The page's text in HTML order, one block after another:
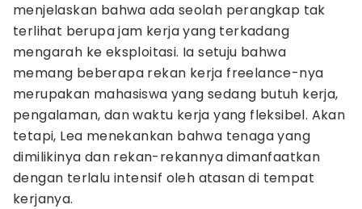
menjelaskan bahwa ada seolah perangkap tak
terlihat berupa jam kerja yang terkadang
mengarah ke eksploitasi. Ia setuju bahwa
memang beberapa rekan kerja freelance-nya
merupakan mahasiswa yang sedang butuh kerja,
pengalaman, dan waktu kerja yang fleksibel. Akan
tetapi, Lea menekankan bahwa tenaga yang
dimilikinya dan rekan-rekannya dimanfaatkan
dengan terlalu intensif oleh atasan di tempat
kerjanya.